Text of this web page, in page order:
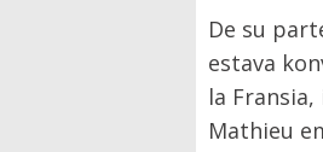
De su
estava
la
Mathieu